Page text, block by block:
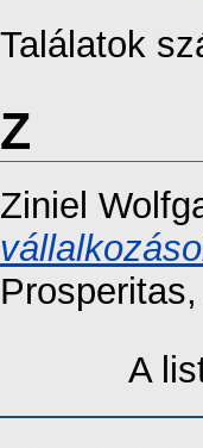
Találatok
Z
Ziniel
A